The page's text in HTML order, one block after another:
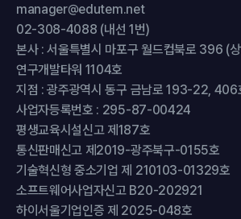
manager@edutem.net
02-308-4088 (내선 1번)
본사 : 서울특별시 마포구 월드컵북로 396 (
연구개발타워 1104호
지점 : 광주광역시 동구 금남로 193-22, 406
사업자등록번호 : 295-87-00424
평생교육시설신고 제187호
통신판매신고 제2019-광주북구-0155호
기술혁신형 중소기업 제 210103-01329호
소프트웨어사업자신고 B20-202921
하이서울기업인증 제 2025-048호